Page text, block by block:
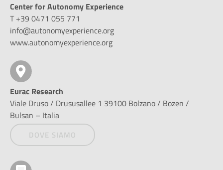
Center for Autonomy Experience
T +39 0471 055 771
info@autonomyexperience.org
www.autonomyexperience.org
Eurac Research
Viale Druso / Drususallee 1 39100 Bolzano / Bozen /
Bulsan – Italia
DOVE SIAMO